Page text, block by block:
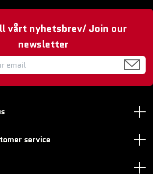
vårt nyhetsbrev/ Join our
newsletter
service